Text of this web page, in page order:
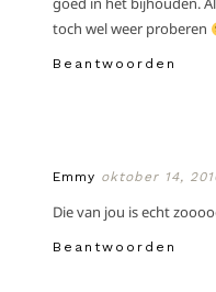
toch wel weer proberen
Beantwoorden
Emmy oktober 14,
Die van jou is echt
Beantwoorden